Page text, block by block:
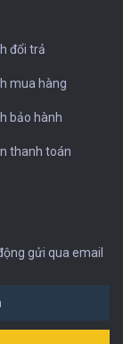
đổi trả
mua hàng
bảo hành
thanh toán
gửi qua email